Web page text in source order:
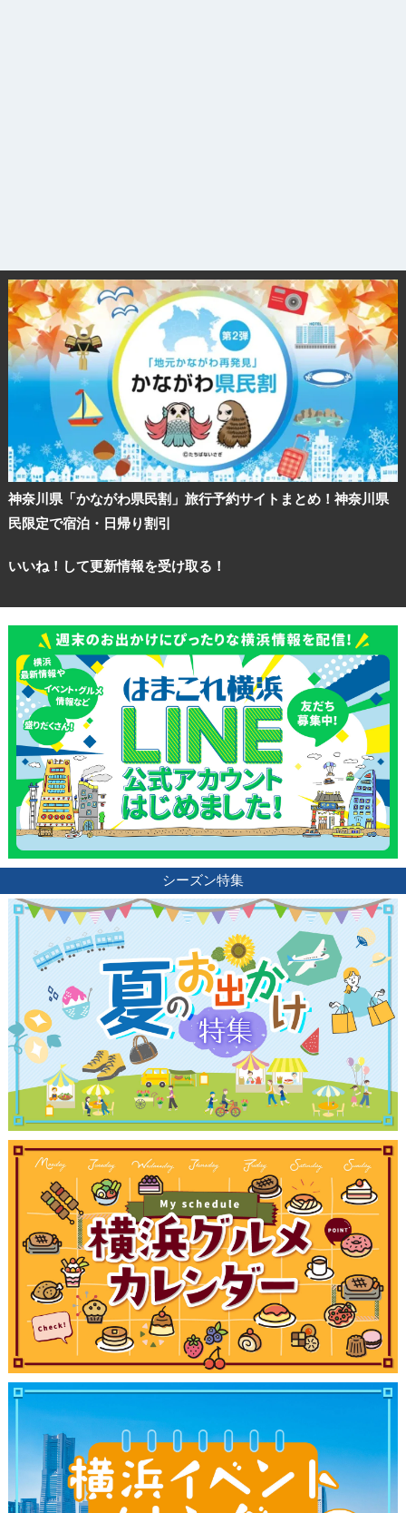
神奈川県「かながわ県民割」旅行予約サイトまとめ！神奈川県
民限定で宿泊・日帰り割引
いいね！して更新情報を受け取る！
シーズン特集
観光ガイド
ランキング
ブログ記事
サイトについて